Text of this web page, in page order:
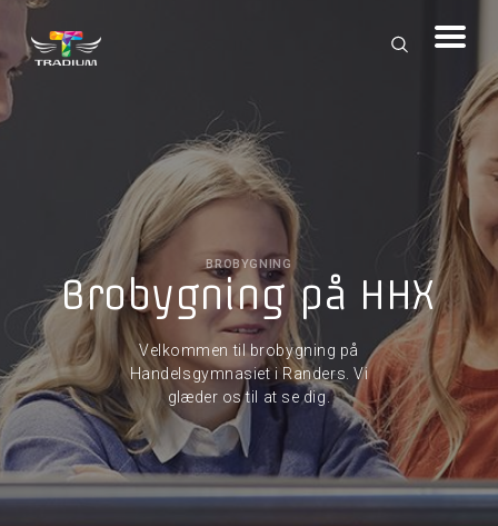
BROBYGNING
Brobygning på HHX
Velkommen til brobygning på
Handelsgymnasiet i Randers. Vi
glæder os til at se dig.